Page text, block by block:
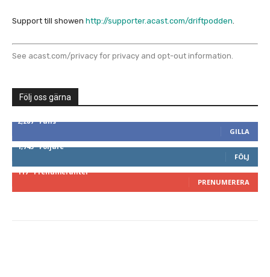
Support till showen http://supporter.acast.com/driftpodden.
See acast.com/privacy for privacy and opt-out information.
Följ oss gärna
2,287 Fans
GILLA
1,745 Följare
FÖLJ
117 Prenumeranter
PRENUMERERA